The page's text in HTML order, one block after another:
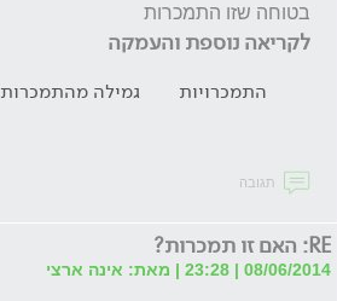
בטוחה שזו התמכרות
לקריאה נוספת והעמקה
התמכרויות גמילה מהתמכרות
תגובה
RE: האם זו תמכרות?
08/06/2014 | 23:28 | מאת: אינה ארצי